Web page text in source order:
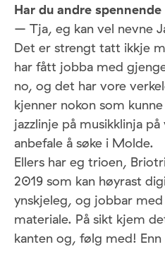
Har du andre
– Tja, eg kan vel nevne
Det er strengt tatt ikkje
har fått jobba med
no, og det har vore
kjenner nokon som
jazzlinje på musikklinja
anbefale å søke i Molde.
Ellers har eg trioen,
2019 som kan høyrast
ynskjeleg, og jobbar
materiale. På sikt kjem
kanten og, følg med!